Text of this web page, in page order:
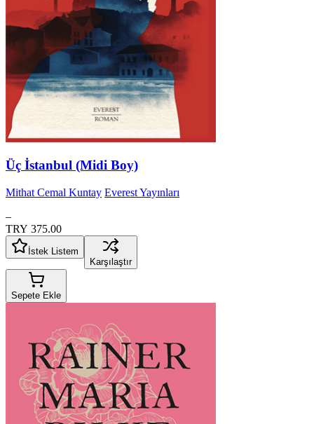
Üç İstanbul (Midi Boy)
Mithat Cemal Kuntay Everest Yayınları
–
TRY 375.00
İstek Listem
Karşılaştır
Sepete Ekle